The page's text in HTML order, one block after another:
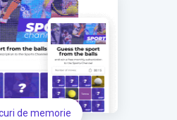
de memorie